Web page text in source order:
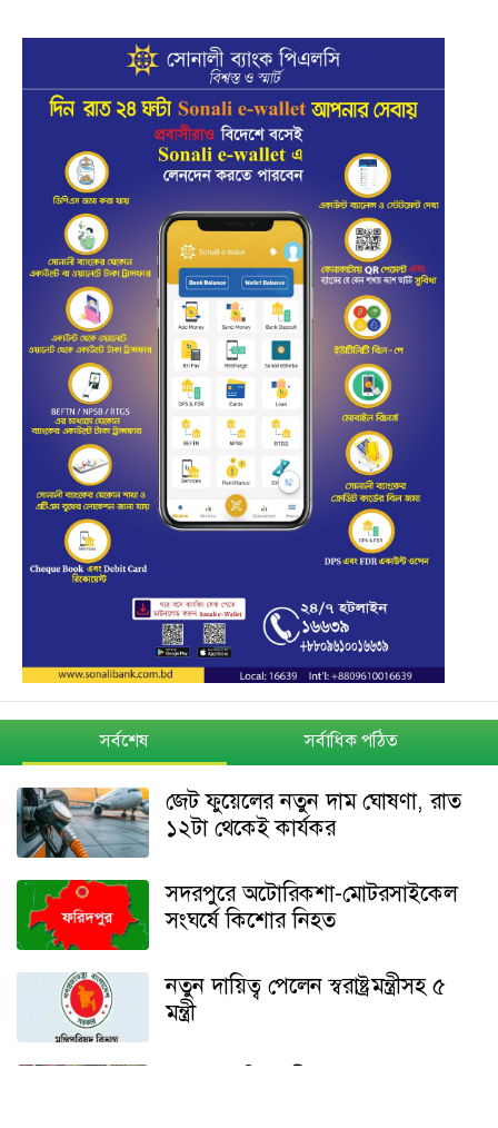
সর্বশেষ সর্বাধিক পঠিত
জেট ফুয়েলের নতুন দাম ঘোষণা, রাত
১২টা থেকেই কার্যকর
সদরপুরে অটোরিকশা-মোটরসাইকেল
সংঘর্ষে কিশোর নিহত
নতুন দায়িত্ব পেলেন স্বরাষ্ট্রমন্ত্রীসহ ৫
মন্ত্রী